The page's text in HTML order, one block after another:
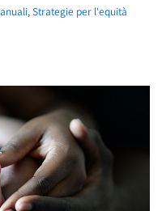
, Strategie per l'equità